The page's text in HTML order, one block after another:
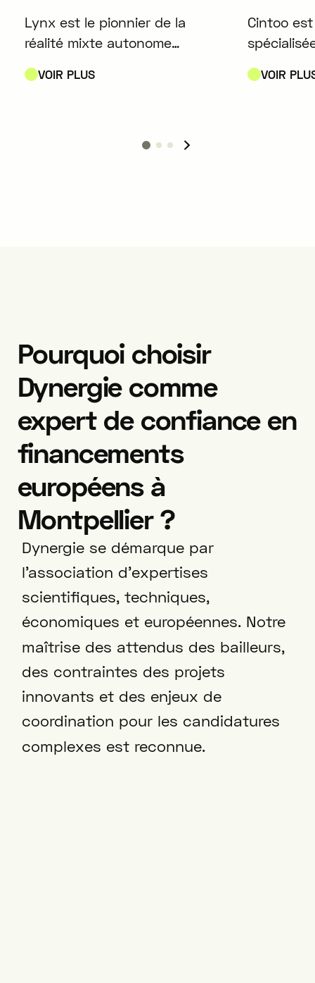
Lynx est le pionnier de la
réalité mixte autonome
R1. Conçu avec précision en
industries du monde entier de
VOIR PLUS
Cintoo
jumeaux
VOIR
Pourquoi choisir
Dynergie comme
expert de confiance en
financements
européens à
Montpellier ?
Dynergie se démarque par
l’association d’expertises
scientifiques, techniques,
économiques et européennes. Notre
maîtrise des attendus des bailleurs,
des contraintes des projets
innovants et des enjeux de
coordination pour les candidatures
complexes est reconnue.